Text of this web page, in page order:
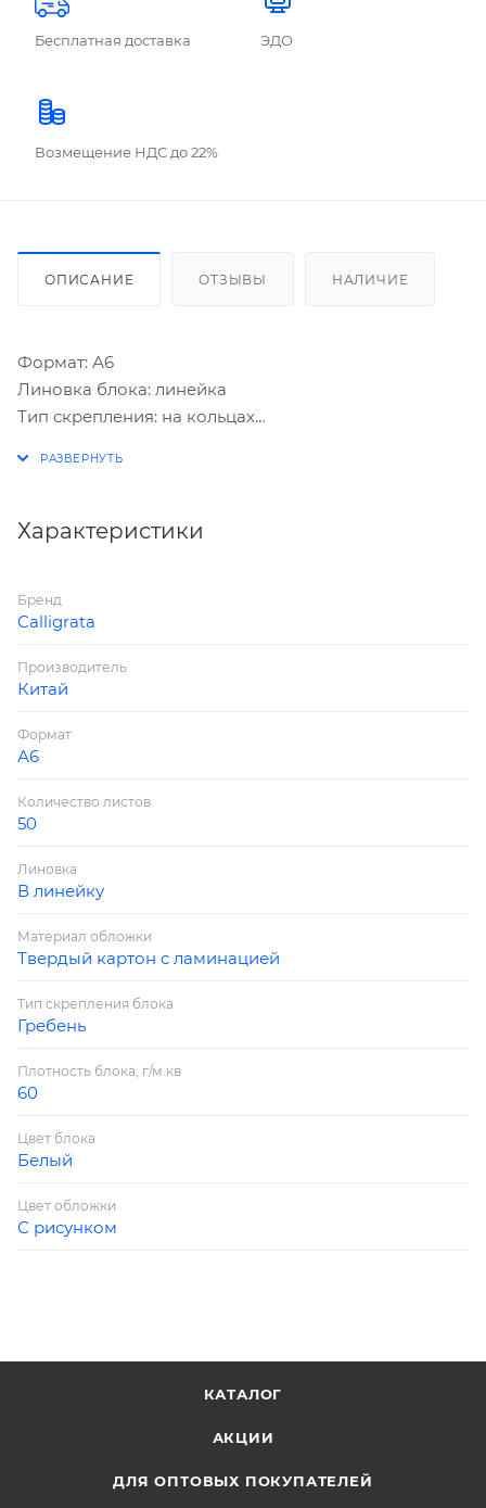
Бесплатная доставка ЭДО
Возмещение НДС до 22%
ОПИСАНИЕ ОТЗЫВЫ НАЛИЧИЕ
Формат: А6
Линовка блока: линейка
Тип скрепления: на кольцах
Вид обложки: твёрдая
Характеристики
Бренд
Calligrata
Производитель
Китай
Формат
А6
Количество листов
50
Линовка
В линейку
Материал обложки
Твердый картон с ламинацией
Тип скрепления блока
Гребень
Плотность блока, г/м.кв
60
Цвет блока
Белый
Цвет обложки
С рисунком
КАТАЛОГ
АКЦИИ
ДЛЯ ОПТОВЫХ ПОКУПАТЕЛЕЙ